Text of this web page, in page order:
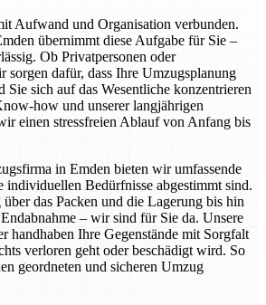
Aufwand und Organisation verbunden.
übernimmt diese Aufgabe für Sie –
Ob Privatpersonen oder
sorgen dafür, dass Ihre Umzugsplanung
Sie sich auf das Wesentliche konzentrieren
how und unserer langjährigen
einen stressfreien Ablauf von Anfang bis
in Emden bieten wir umfassende
individuellen Bedürfnisse abgestimmt sind.
das Packen und die Lagerung bis hin
– wir sind für Sie da. Unsere
handhaben Ihre Gegenstände mit Sorgfalt
verloren geht oder beschädigt wird. So
geordneten und sicheren Umzug